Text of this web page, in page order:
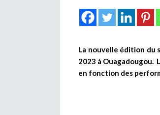
La nouvelle édition du
2023 à Ouagadougou.
en fonction des